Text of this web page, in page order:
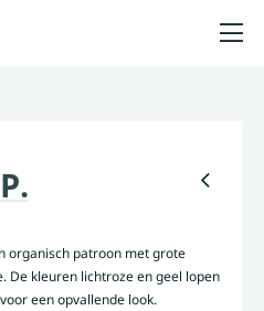
organisch patroon met grote
De kleuren lichtroze en geel lopen
een opvallende look.